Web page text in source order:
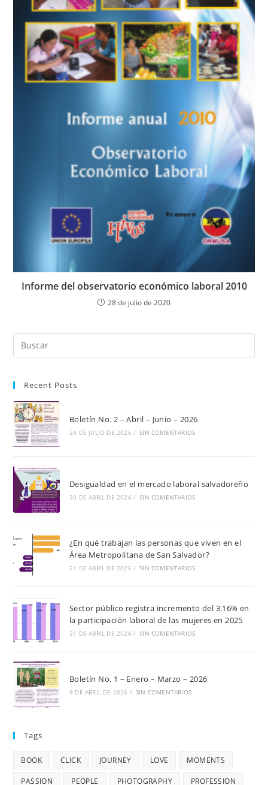
Informe del observatorio económico laboral 2010
28 de julio de 2020
Recent Posts
Boletín No. 2 – Abril – Junio – 2026
24 DE JULIO DE 2026 / SIN COMENTARIOS
Desigualdad en el mercado laboral salvadoreño
30 DE ABRIL DE 2026 / SIN COMENTARIOS
¿En qué trabajan las personas que viven en el
Área Metropolitana de San Salvador?
21 DE ABRIL DE 2026 / SIN COMENTARIOS
Sector público registra incremento del 3.16% en
la participación laboral de las mujeres en 2025
21 DE ABRIL DE 2026 / SIN COMENTARIOS
Boletín No. 1 – Enero – Marzo – 2026
8 DE ABRIL DE 2026 / SIN COMENTARIOS
Tags
BOOK CLICK JOURNEY LOVE MOMENTS
PASSION PEOPLE PHOTOGRAPHY PROFESSION